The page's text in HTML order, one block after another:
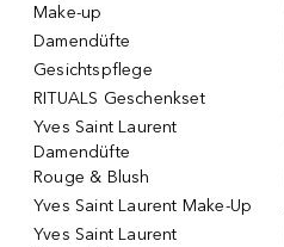
Make-up
Damendüfte
Gesichtspflege
RITUALS Geschenkset
Yves Saint Laurent
Damendüfte
Rouge & Blush
Yves Saint Laurent Make-Up
Yves Saint Laurent